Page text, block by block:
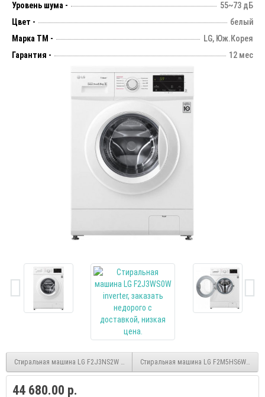
Уровень шума -
55~73 дБ
Цвет -
белый
Марка ТМ -
LG, Юж.Корея
Гарантия -
12 мес
Стиральная машина LG F2J3NS2W inverterСтиральная машина LG F2M5HS6W
44 680.00 р.